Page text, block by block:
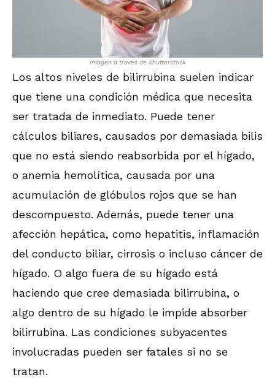
Imagen a través de Shutterstock
Los altos niveles de bilirrubina suelen indicar
que tiene una condición médica que necesita
ser tratada de inmediato. Puede tener
cálculos biliares, causados por demasiada bilis
que no está siendo reabsorbida por el hígado,
o anemia hemolítica, causada por una
acumulación de glóbulos rojos que se han
descompuesto. Además, puede tener una
afección hepática, como hepatitis, inflamación
del conducto biliar, cirrosis o incluso cáncer de
hígado. O algo fuera de su hígado está
haciendo que cree demasiada bilirrubina, o
algo dentro de su hígado le impide absorber
bilirrubina. Las condiciones subyacentes
involucradas pueden ser fatales si no se
tratan.